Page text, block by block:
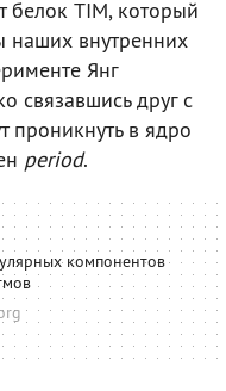
белок TIM, который
наших внутренних
Янг
связавшись друг с
проникнуть в ядро
period.
компонентов